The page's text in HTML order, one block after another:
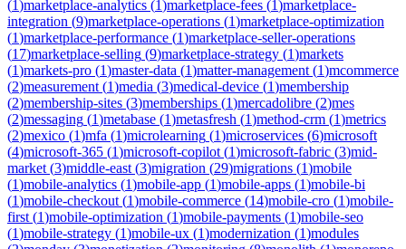
(1)marketplace-analytics (1)marketplace-fees (1)marketplace-
integration (9)marketplace-operations (1)marketplace-optimization
(1)marketplace-performance (1)marketplace-seller-operations
(17)marketplace-selling (9)marketplace-strategy (1)markets
(1)markets-pro (1)master-data (1)matter-management (1)mcommerce
(2)measurement (1)media (3)medical-device (1)membership
(2)membership-sites (3)memberships (1)mercadolibre (2)mes
(2)messaging (1)metabase (1)metasfresh (1)method-crm (1)metrics
(2)mexico (1)mfa (1)microlearning (1)microservices (6)microsoft
(4)microsoft-365 (1)microsoft-copilot (1)microsoft-fabric (3)mid-
market (3)middle-east (3)migration (29)migrations (1)mobile
(1)mobile-analytics (1)mobile-app (1)mobile-apps (1)mobile-bi
(1)mobile-checkout (1)mobile-commerce (14)mobile-cro (1)mobile-
first (1)mobile-optimization (1)mobile-payments (1)mobile-seo
(1)mobile-strategy (1)mobile-ux (1)modernization (1)modules